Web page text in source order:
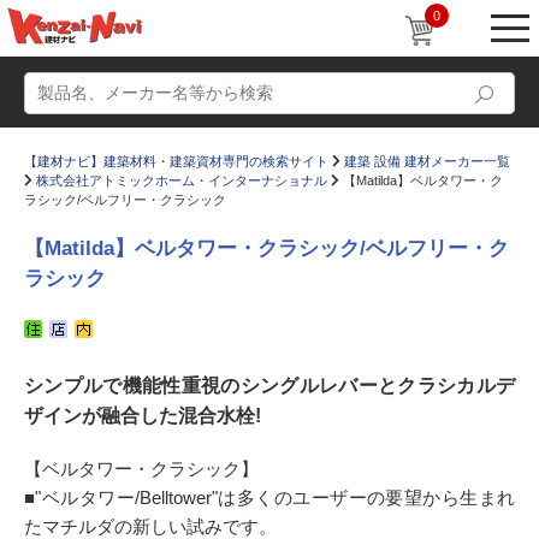
0
すまいリング 設計士インタビュー
Q＆A
お気に入り
【建材ナビ】建築材料・建築資材専門の検索サイト
建築 設備 建材メーカー一覧
株式会社アトミックホーム・インターナショナル
【Matilda】ベルタワー・ク
ラシック/ベルフリー・クラシック
【Matilda】ベルタワー・クラシック/ベルフリー・ク
ラシック
シンプルで機能性重視のシングルレバーとクラシカルデ
ザインが融合した混合水栓!
【ベルタワー・クラシック】
■"ベルタワー/Belltower"は多くのユーザーの要望から生まれ
たマチルダの新しい試みです。